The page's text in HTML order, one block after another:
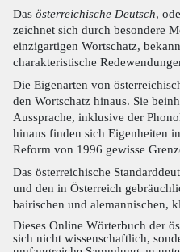
Das österreichische Deutsch,
zeichnet sich durch besondere
einzigartigen Wortschatz,
charakteristische
Die Eigenarten von
den Wortschatz hinaus. Sie
Aussprache, inklusive der
hinaus finden sich Eigenheiten
Reform von 1996 gewisse
Das österreichische
und den in Österreich
bairischen und alemannischen,
Dieses Online Wörterbuch der
sich nicht wissenschaftlich,